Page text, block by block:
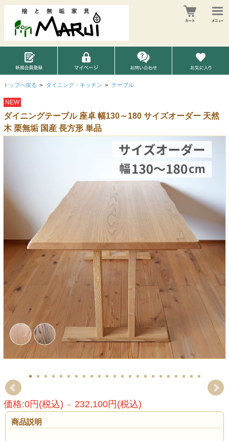
トップへ戻る > ダイニング・キッチン > テーブル
NEW
ダイニングテーブル 座卓 幅130～180 サイズオーダー 天然
木 栗無垢 国産 長方形 単品
価格:0円(税込) ～ 232,100円(税込)
商品説明